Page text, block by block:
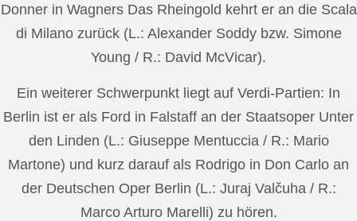
Donner in Wagners Das Rheingold kehrt er an die Scala
di Milano zurück (L.: Alexander Soddy bzw. Simone
Young / R.: David McVicar).
Ein weiterer Schwerpunkt liegt auf Verdi-Partien: In
Berlin ist er als Ford in Falstaff an der Staatsoper Unter
den Linden (L.: Giuseppe Mentuccia / R.: Mario
Martone) und kurz darauf als Rodrigo in Don Carlo an
der Deutschen Oper Berlin (L.: Juraj Valčuha / R.:
Marco Arturo Marelli) zu hören.